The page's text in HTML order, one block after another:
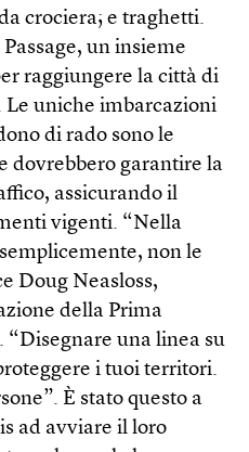
crociera; e traghetti.
un insieme
raggiungere la città di
Le uniche imbarcazioni
di rado sono le
dovrebbero garantire la
assicurando il
vigenti. “Nella
non le
Doug Neasloss,
della Prima
“Disegnare una linea su
i tuoi territori.
È stato questo a
ad avviare il loro